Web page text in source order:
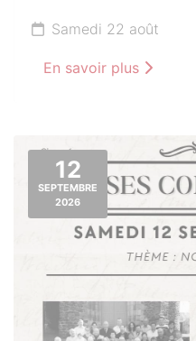
Samedi 22 août
En savoir plus
12
SEPTEMBRE
2026